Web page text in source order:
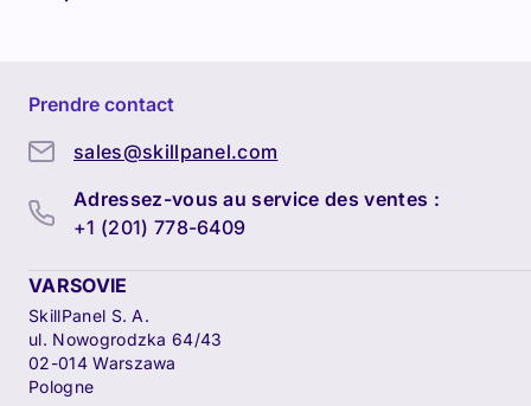
Prendre contact
sales@skillpanel.com
Adressez-vous au service des ventes :
+1 (201) 778-6409
VARSOVIE
SkillPanel S. A.
ul. Nowogrodzka 64/43
02-014 Warszawa
Pologne